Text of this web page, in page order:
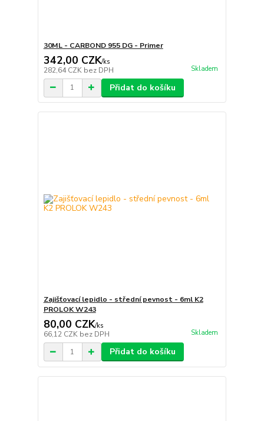
30ML - CARBOND 955 DG - Primer
342,00 CZK/ks
282,64 CZK bez DPH Skladem
Přidat do košíku
Zajišťovací lepidlo - střední pevnost - 6ml K2
PROLOK W243
80,00 CZK/ks
66,12 CZK bez DPH Skladem
Přidat do košíku